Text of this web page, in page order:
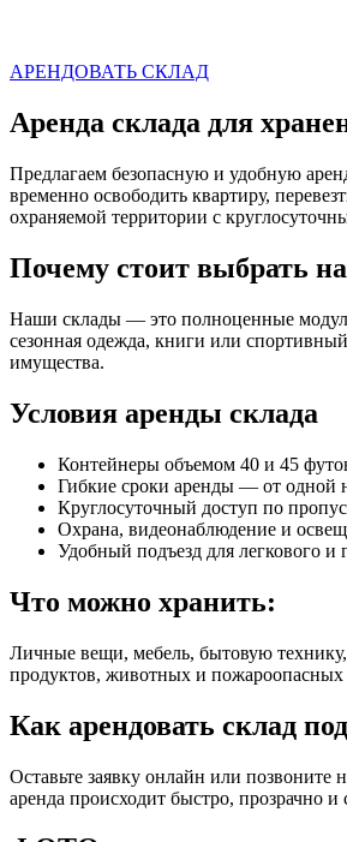
АРЕНДОВАТЬ СКЛАД
Аренда склада для
Предлагаем безопасную и удобную
временно освободить квартиру,
охраняемой территории с
Почему стоит выбрать
Наши склады — это полноценные
сезонная одежда, книги или
имущества.
Условия аренды склада
Контейнеры объемом 40 и 45
Гибкие сроки аренды — от одной
Круглосуточный доступ по
Охрана, видеонаблюдение и
Удобный подъезд для легкового и
Что можно хранить:
Личные вещи, мебель, бытовую
продуктов, животных и пожароопасных
Как арендовать склад
Оставьте заявку онлайн или
аренда происходит быстро, прозрачно